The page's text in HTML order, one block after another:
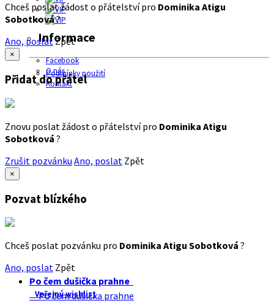
Informace
Facebook
O nás
Podmínky použití
Kontakt
Chceš poslat žádost o přátelství pro Dominika Atigu
Sobotková?
Ano, poslatZpět
×
Přidat do přátel
Znovu poslat žádost o přátelství pro Dominika Atigu
Sobotková ?
Zrušit pozvánku Ano, poslat Zpět
×
Pozvat blízkého
Chceš poslat pozvánku pro Dominika Atigu Sobotková ?
Ano, poslat Zpět
Po čem dušička prahne
Veřejný wishlist
Po čem dušička prahne